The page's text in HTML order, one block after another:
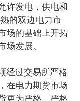
许发电，供电和
的双边电力市
场的基础上开拓
场发展。
经过交易所严格
在电力期货市场
更为严格。严格